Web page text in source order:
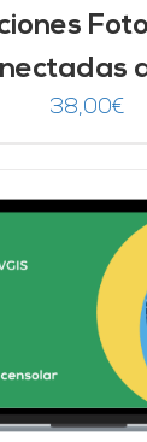
38,00€